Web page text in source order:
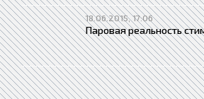
18.06.2015, 17:06
Паровая реальность